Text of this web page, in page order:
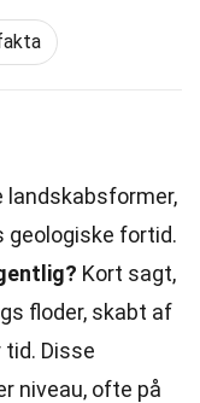
landskabsformer,
fortid.
Kort sagt,
floder, skabt af
Disse
niveau, ofte på